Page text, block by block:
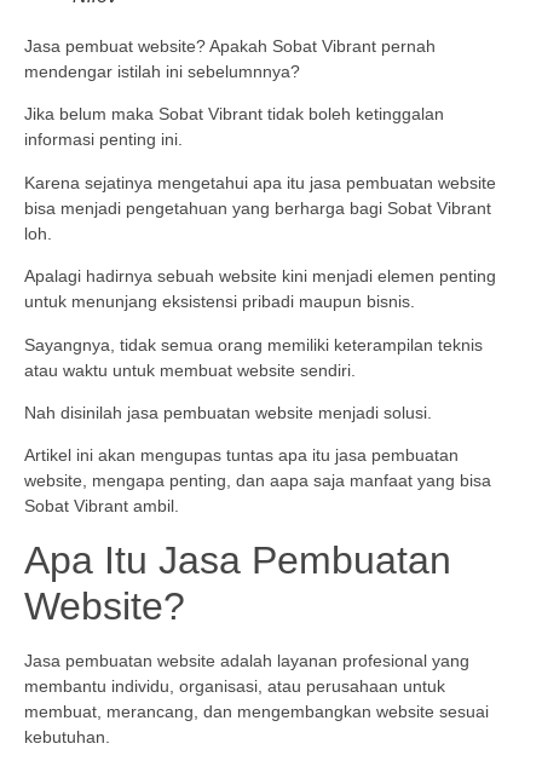
Jasa pembuat website? Apakah Sobat Vibrant pernah
mendengar istilah ini sebelumnnya?
Jika belum maka Sobat Vibrant tidak boleh ketinggalan
informasi penting ini.
Karena sejatinya mengetahui apa itu jasa pembuatan website
bisa menjadi pengetahuan yang berharga bagi Sobat Vibrant
loh.
Apalagi hadirnya sebuah website kini menjadi elemen penting
untuk menunjang eksistensi pribadi maupun bisnis.
Sayangnya, tidak semua orang memiliki keterampilan teknis
atau waktu untuk membuat website sendiri.
Nah disinilah jasa pembuatan website menjadi solusi.
Artikel ini akan mengupas tuntas apa itu jasa pembuatan
website, mengapa penting, dan aapa saja manfaat yang bisa
Sobat Vibrant ambil.
Apa Itu Jasa Pembuatan
Website?
Jasa pembuatan website adalah layanan profesional yang
membantu individu, organisasi, atau perusahaan untuk
membuat, merancang, dan mengembangkan website sesuai
kebutuhan.